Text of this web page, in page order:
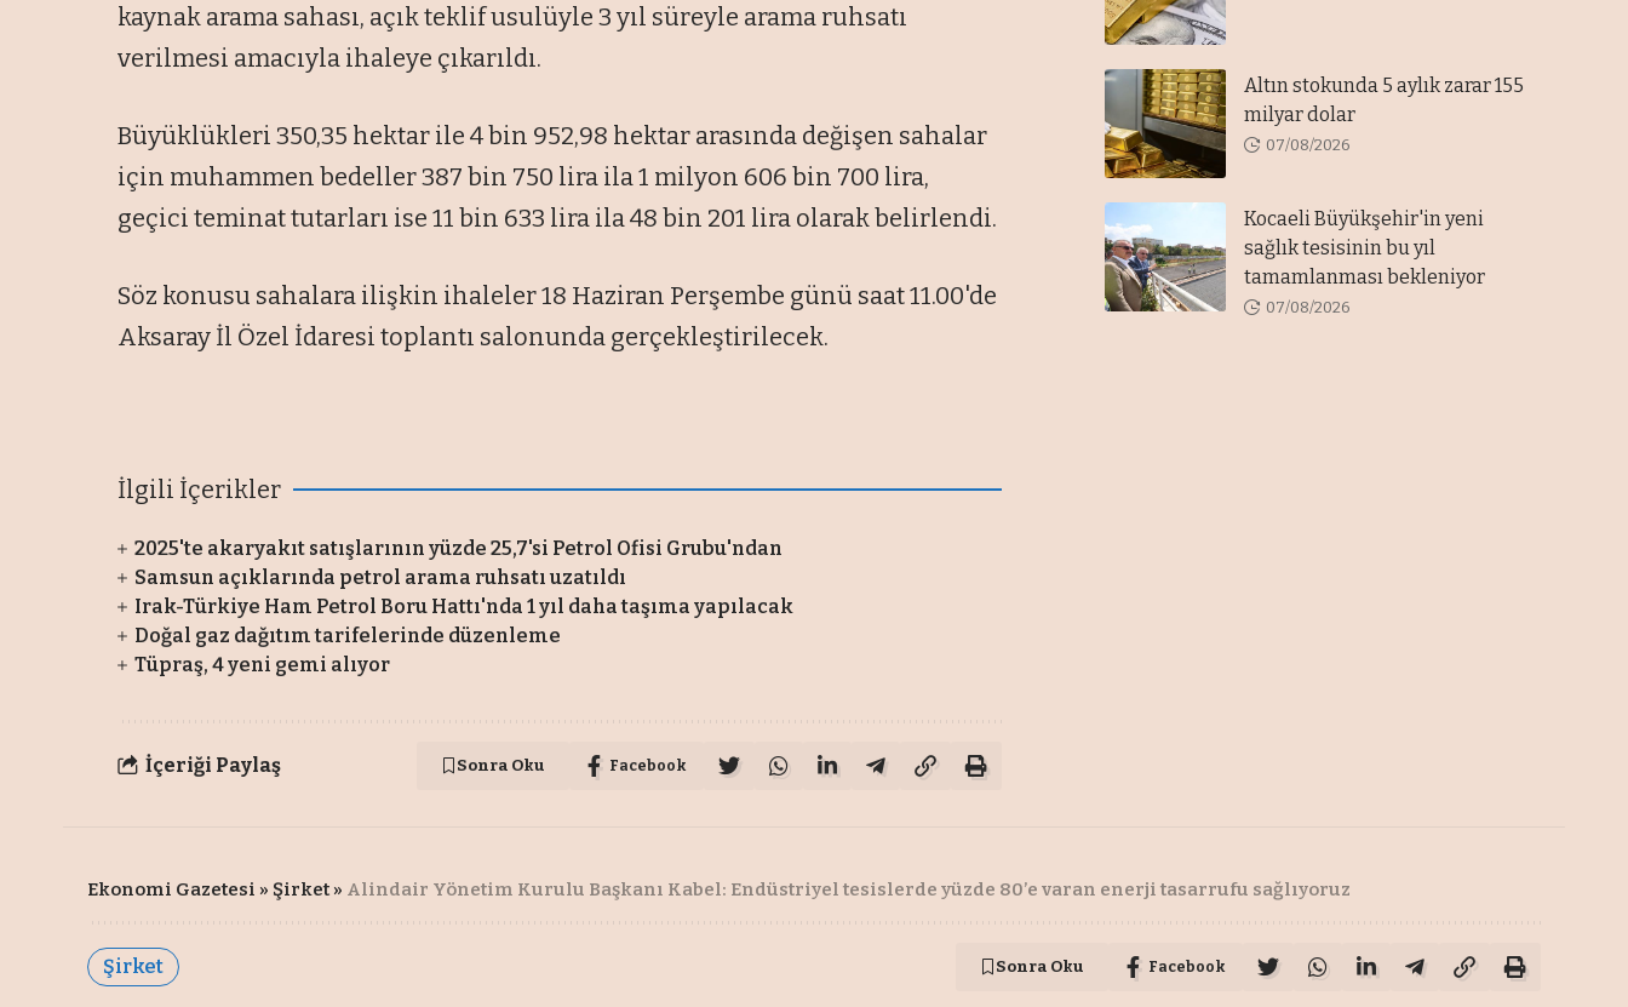
kaynak arama sahası, açık teklif usulüyle 3 yıl süreyle arama ruhsatı
verilmesi amacıyla ihaleye çıkarıldı.
Büyüklükleri 350,35 hektar ile 4 bin 952,98 hektar arasında değişen sahalar
için muhammen bedeller 387 bin 750 lira ila 1 milyon 606 bin 700 lira,
geçici teminat tutarları ise 11 bin 633 lira ila 48 bin 201 lira olarak belirlendi.
Söz konusu sahalara ilişkin ihaleler 18 Haziran Perşembe günü saat 11.00'de
Aksaray İl Özel İdaresi toplantı salonunda gerçekleştirilecek.
İlgili İçerikler
2025'te akaryakıt satışlarının yüzde 25,7'si Petrol Ofisi Grubu'ndan
Samsun açıklarında petrol arama ruhsatı uzatıldı
Irak-Türkiye Ham Petrol Boru Hattı'nda 1 yıl daha taşıma yapılacak
Doğal gaz dağıtım tarifelerinde düzenleme
Tüpraş, 4 yeni gemi alıyor
İçeriği Paylaş Sonra Oku Facebook
Altın stokunda 5 aylık zarar 155
milyar dolar
07/08/2026
Kocaeli Büyükşehir'in yeni
sağlık tesisinin bu yıl
tamamlanması bekleniyor
07/08/2026
Ekonomi Gazetesi » Şirket » Alindair Yönetim Kurulu Başkanı Kabel: Endüstriyel tesislerde yüzde 80’e varan enerji tasarrufu sağlıyoruz
Şirket Sonra Oku Facebook